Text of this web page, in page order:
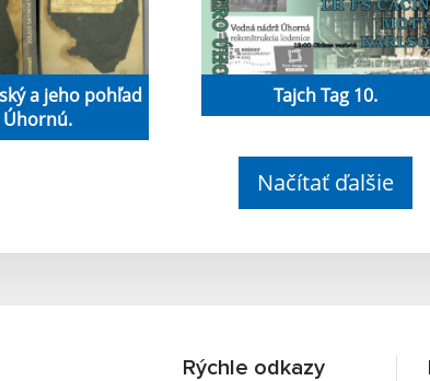
a jeho pohľad
Úhornú.
Tajch Tag 10.
Načítať ďalšie
Rýchle odkazy